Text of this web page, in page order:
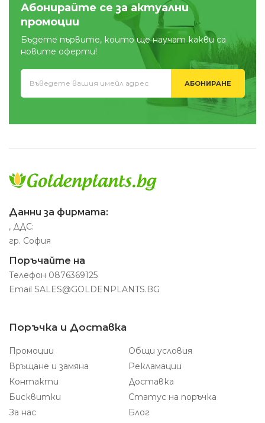
Абонирайте се за актуални
промоции
Бъдете първите, които ще научат какви са
новите оферти!
АБОНИРАНЕ
Данни за фирмата:
, ДДС:
гр. София
Поръчайте на
Телефон 0876369125
Email SALES@GOLDENPLANTS.BG
Поръчка и Доставка
Промоции
Общи условия
Връщане и замяна
Рекламации
Контакти
Доставка
Бисквитки
Статус на поръчка
За нас
Блог